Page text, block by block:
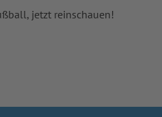
jetzt reinschauen!